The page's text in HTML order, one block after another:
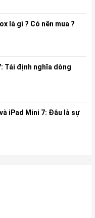
là gì ? Có nên mua ?
Tái định nghĩa dòng
iPad Mini 7: Đâu là sự